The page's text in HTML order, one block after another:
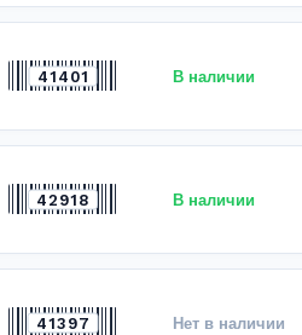
41401 В наличии
42918 В наличии
41397 Нет в наличии